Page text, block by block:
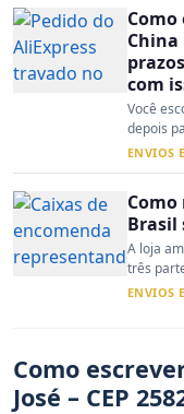
China
com
Você
depois
ENVIOS
Como
Brasil
A loja
três
ENVIOS
Como
José – CEP